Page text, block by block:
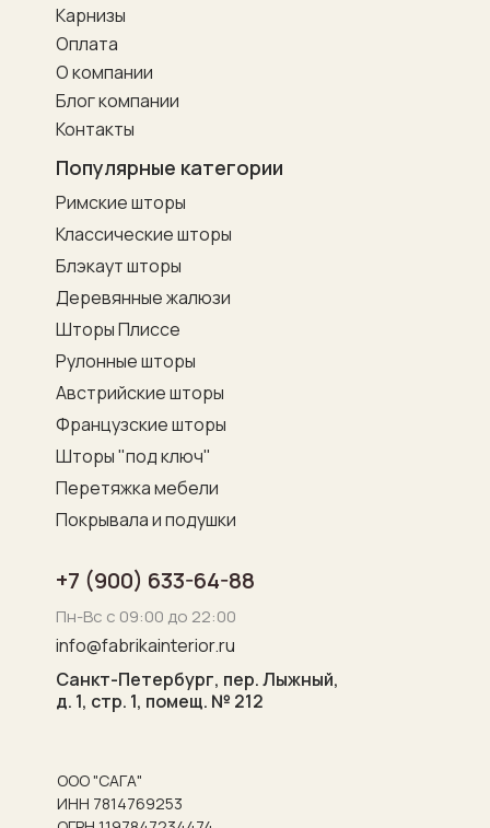
ООО "САГА"
ИНН 7814769253
info@fabrikainterior.ru
О компании
Оплата
Контакты
Популярные категории
Римские шторы
Классические шторы
Блэкаут шторы
Деревянные жалюзи
Шторы Плиссе
Шторы "под ключ"
Перетяжка мебели
Покрывала и подушки
+7 (900) 633-64-88
Пн-Вс с 09:00 до 22:00
Австрийские шторы
Французские шторы
Карнизы
Блог компании
Рулонные шторы
Санкт-Петербург, пер. Лыжный,
д. 1, стр. 1, помещ. № 212